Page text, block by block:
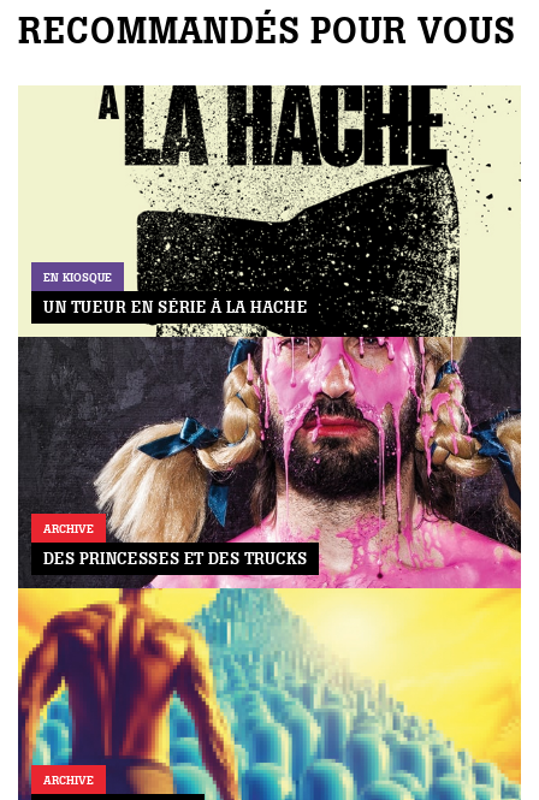
RECOMMANDÉS POUR VOUS
EN KIOSQUE
UN TUEUR EN SÉRIE À LA HACHE
ARCHIVE
DES PRINCESSES ET DES TRUCKS
ARCHIVE